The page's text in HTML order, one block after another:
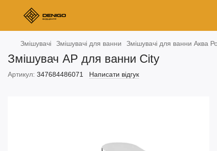
Змішувачі Змішувачі для ванни Змішувачі для ванни Аква
Змішувач АР для ванни City
Артикул: 347684486071 Написати відгук